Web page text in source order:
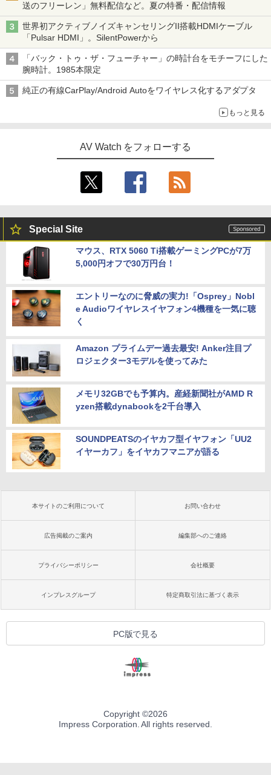
送のフリーレン」無料配信など。夏の特番・配信情報
世界初アクティブノイズキャンセリングII搭載HDMIケーブル
「Pulsar HDMI」。SilentPowerから
「バック・トゥ・ザ・フューチャー」の時計台をモチーフにした
腕時計。1985本限定
純正の有線CarPlay/Android Autoをワイヤレス化するアダプタ
もっと見る
AV Watch をフォローする
Special Site
マウス、RTX 5060 Ti搭載ゲーミングPCが7万
5,000円オフで30万円台！
エントリーなのに脅威の実力!「Osprey」Nobl
e Audioワイヤレスイヤフォン4機種を一気に聴
く
Amazon プライムデー過去最安! Anker注目プ
ロジェクター3モデルを使ってみた
メモリ32GBでも予算内。産経新聞社がAMD R
yzen搭載dynabookを2千台導入
SOUNDPEATSのイヤカフ型イヤフォン「UU2
イヤーカフ」をイヤカフマニアが語る
本サイトのご利用について お問い合わせ
広告掲載のご案内 編集部へのご連絡
プライバシーポリシー 会社概要
インプレスグループ 特定商取引法に基づく表示
PC版で見る
Copyright ©2026
Impress Corporation. All rights reserved.